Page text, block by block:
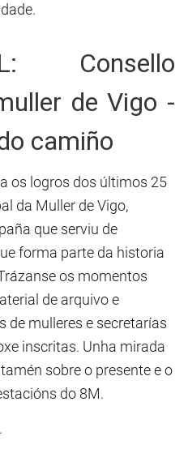
Consello
de Vigo -
camiño
os logros dos últimos 25
da Muller de Vigo,
que serviu de
forma parte da historia
os momentos
de arquivo e
de mulleres e secretarías
inscritas. Unha mirada
sobre o presente e o
do 8M.